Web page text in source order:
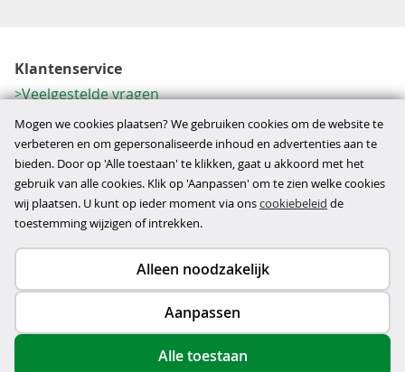
Klantenservice
Veelgestelde vragen
Contactformulier
Herroeping
Over ons
Bedrijfsgegevens
Werkwijze
Copyright © 2026
privacy- en cookiebeleid
Mogen we cookies plaatsen? We gebruiken cookies om de website te
verbeteren en om gepersonaliseerde inhoud en advertenties aan te
bieden. Door op 'Alle toestaan' te klikken, gaat u akkoord met het
gebruik van alle cookies. Klik op 'Aanpassen' om te zien welke cookies
wij plaatsen. U kunt op ieder moment via onscookiebeleid de
toestemming wijzigen of intrekken.
Alleen noodzakelijk
Aanpassen
Alle toestaan